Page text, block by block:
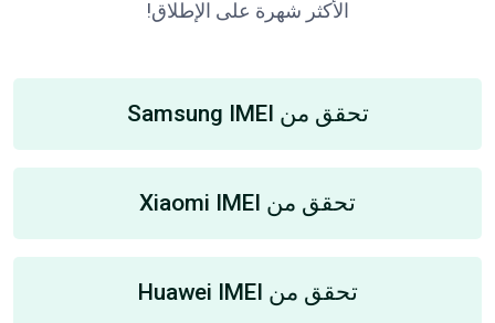
الأكثر شهرة على الإطلاق!
تحقق من Samsung IMEI
تحقق من Xiaomi IMEI
تحقق من Huawei IMEI